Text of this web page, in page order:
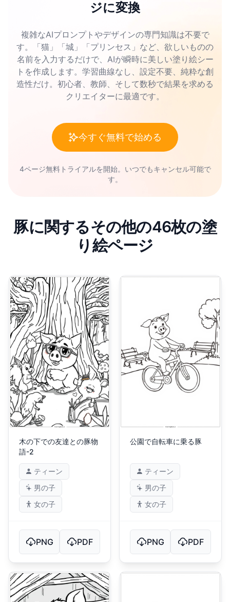
ジに変換
複雑なAIプロンプトやデザインの専門知識は不要で
す。「猫」「城」「プリンセス」など、欲しいものの
名前を入力するだけで、AIが瞬時に美しい塗り絵シー
トを作成します。学習曲線なし、設定不要、純粋な創
造性だけ。初心者、教師、そして数秒で結果を求める
クリエイターに最適です。
今すぐ無料で始める
4ページ無料トライアルを開始。いつでもキャンセル可能で
す。
豚に関するその他の46枚の塗
り絵ページ
木の下での友達との豚物
語-2
ティーン
男の子
女の子
PNG PDF
公園で自転車に乗る豚
ティーン
男の子
女の子
PNG PDF